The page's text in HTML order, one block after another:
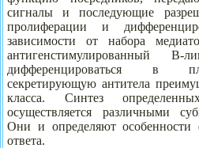
сигналы и последующие
пролиферации и
зависимости от набора
антигенстимулированный
дифференцироваться в
секретирующую антитела
класса. Синтез
осуществляется различными
Они и определяют особенности
ответа.